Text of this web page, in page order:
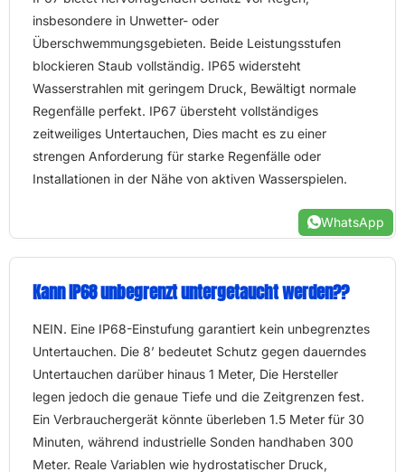
insbesondere in Unwetter- oder
Überschwemmungsgebieten. Beide Leistungsstufen
blockieren Staub vollständig. IP65 widersteht
Wasserstrahlen mit geringem Druck, Bewältigt normale
Regenfälle perfekt. IP67 übersteht vollständiges
zeitweiliges Untertauchen, Dies macht es zu einer
strengen Anforderung für starke Regenfälle oder
Installationen in der Nähe von aktiven Wasserspielen.
Kann IP68 unbegrenzt untergetaucht werden??
NEIN. Eine IP68-Einstufung garantiert kein unbegrenztes
Untertauchen. Die 8’ bedeutet Schutz gegen dauerndes
Untertauchen darüber hinaus 1 Meter, Die Hersteller
legen jedoch die genaue Tiefe und die Zeitgrenzen fest.
Ein Verbrauchergerät könnte überleben 1.5 Meter für 30
Minuten, während industrielle Sonden handhaben 300
Meter. Reale Variablen wie hydrostatischer Druck,
WhatsApp